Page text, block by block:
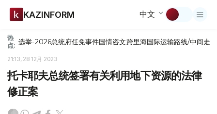
KAZINFORM 中文
热
点: 选举-2026总统府任免事件国情咨文跨里海国际运输路线/中间走廊
21:13, 28 12月 2023
托卡耶夫总统签署有关利用地下资源的法律
修正案